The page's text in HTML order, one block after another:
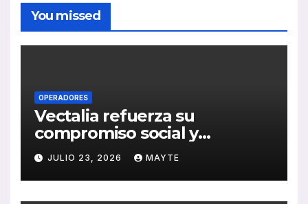
You missed
OPERADORES
Vectalia refuerza su
compromiso social y
medioambiental con la
publicación de su Memoria
de RSC 2025
JULIO 23, 2026 MAYTE